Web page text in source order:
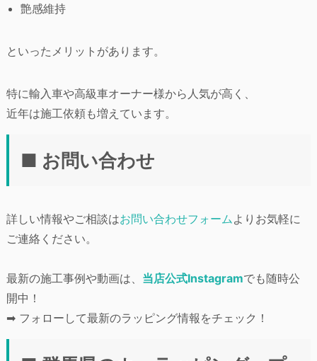
艶感維持
といったメリットがあります。
特に輸入車や高級車オーナー様から人気が高く、
近年は施工依頼も増えています。
■ お問い合わせ
詳しい情報やご相談はお問い合わせフォーム よりお気軽に
ご連絡ください。
最新の施工事例や動画は、 当店公式Instagramでも随時公
開中！
➡ フォローして最新のラッピング情報をチェック！